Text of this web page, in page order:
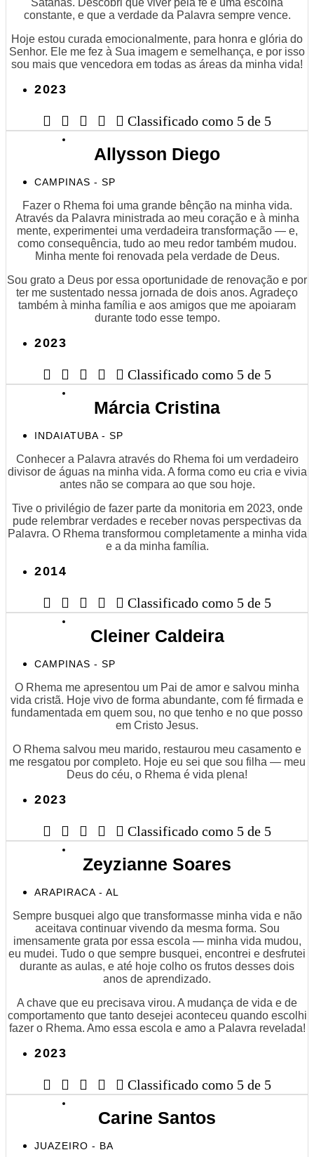
constante, e que a verdade da Palavra sempre vence.
Hoje estou curada emocionalmente, para honra e glória do
Senhor. Ele me fez à Sua imagem e semelhança, e por isso
sou mais que vencedora em todas as áreas da minha vida!
2023
     Classificado como 5 de 5
Allysson Diego
CAMPINAS - SP
Fazer o Rhema foi uma grande bênção na minha vida.
Através da Palavra ministrada ao meu coração e à minha
mente, experimentei uma verdadeira transformação — e,
como consequência, tudo ao meu redor também mudou.
Minha mente foi renovada pela verdade de Deus.
Sou grato a Deus por essa oportunidade de renovação e por
ter me sustentado nessa jornada de dois anos. Agradeço
também à minha família e aos amigos que me apoiaram
durante todo esse tempo.
2023
     Classificado como 5 de 5
Márcia Cristina
INDAIATUBA - SP
Conhecer a Palavra através do Rhema foi um verdadeiro
divisor de águas na minha vida. A forma como eu cria e vivia
antes não se compara ao que sou hoje.
Tive o privilégio de fazer parte da monitoria em 2023, onde
pude relembrar verdades e receber novas perspectivas da
Palavra. O Rhema transformou completamente a minha vida
e a da minha família.
2014
     Classificado como 5 de 5
Cleiner Caldeira
CAMPINAS - SP
O Rhema me apresentou um Pai de amor e salvou minha
vida cristã. Hoje vivo de forma abundante, com fé firmada e
fundamentada em quem sou, no que tenho e no que posso
em Cristo Jesus.
O Rhema salvou meu marido, restaurou meu casamento e
me resgatou por completo. Hoje eu sei que sou filha — meu
Deus do céu, o Rhema é vida plena!
2023
     Classificado como 5 de 5
Zeyzianne Soares
ARAPIRACA - AL
Sempre busquei algo que transformasse minha vida e não
aceitava continuar vivendo da mesma forma. Sou
imensamente grata por essa escola — minha vida mudou,
eu mudei. Tudo o que sempre busquei, encontrei e desfrutei
durante as aulas, e até hoje colho os frutos desses dois
anos de aprendizado.
A chave que eu precisava virou. A mudança de vida e de
comportamento que tanto desejei aconteceu quando escolhi
fazer o Rhema. Amo essa escola e amo a Palavra revelada!
2023
     Classificado como 5 de 5
Carine Santos
JUAZEIRO - BA